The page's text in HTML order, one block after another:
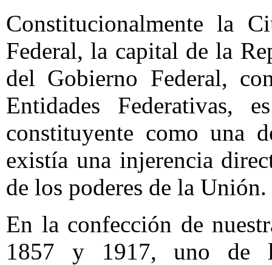
Constitucionalmente la
Federal, la capital de la
del Gobierno Federal,
Entidades Federativas,
constituyente como una
existía una injerencia
de los poderes de la Unión.
En la confección de
1857 y 1917, uno de